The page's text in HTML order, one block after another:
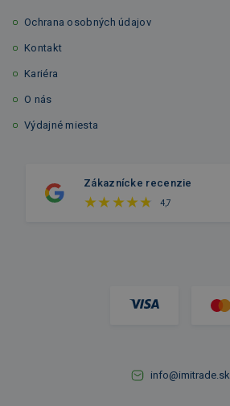
Ochrana osobných údajov
Kontakt
Kariéra
O nás
Výdajné miesta
Zákaznícke recenzie
4,7
info@imitrade.sk